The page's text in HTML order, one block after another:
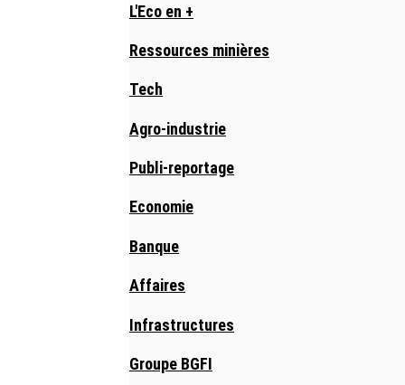
L'Eco en +
Ressources minières
Tech
Agro-industrie
Publi-reportage
Economie
Banque
Affaires
Infrastructures
Groupe BGFI